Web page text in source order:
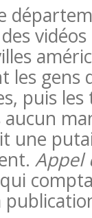
les gens
puis
une
Appel